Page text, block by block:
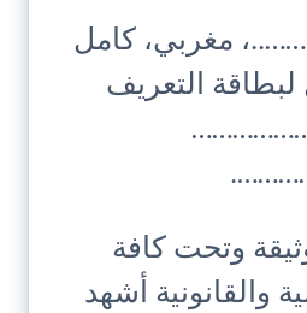
مغربي، كامل
لبطاقة التعريف
………………
وتحت كافة
والقانونية أشهد